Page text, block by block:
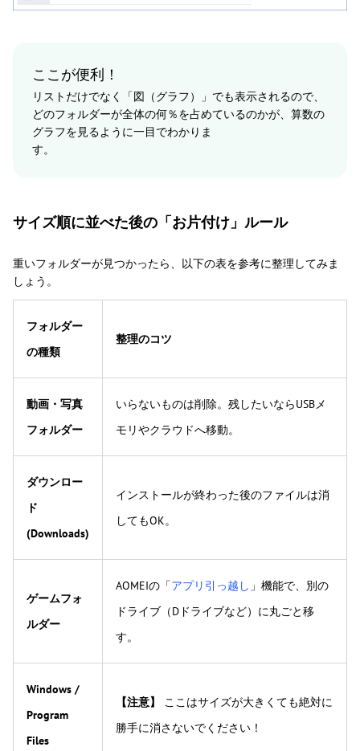
ここが便利！
リストだけでなく「図（グラフ）」でも表示されるので、
どのフォルダーが全体の何％を占めているのかが、算数の
グラフを見るように一目でわかりま
す
サイズ順に並べた後の「お片付け」ルール
重いフォルダーが見つかったら、以下の表を参考に整理してみま
しょう。
フォルダー
の種類
整理のコツ
動画・写真
フォルダー
いらないものは削除。残したいならUSBメ
モリやクラウドへ移動。
ダウンロー
ド
(Downloads)
インストールが終わった後のファイルは消
してもOK。
ゲームフォ
ルダー
AOMEIの「アプリ引っ越し 」機能で、別の
ドライブ（Dドライブなど）に丸ごと移
す。
Windows /
Program
Files
【注意】
ここはサイズが大きくても絶対に
勝手に消さないでください！